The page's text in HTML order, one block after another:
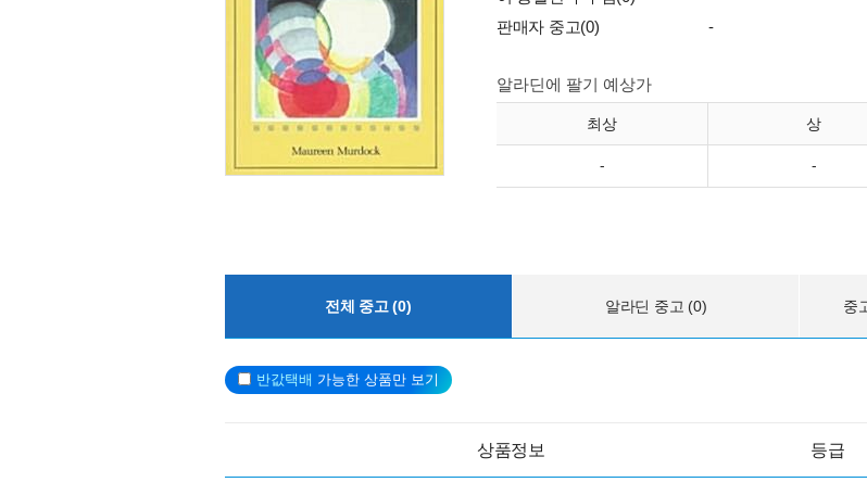
판매자 중고(0)
-
알라딘에 팔기 예상가
최상 상
- -
전체 중고 (0) 알라딘 중고 (0) 중
반값택배 가능한 상품만 보기
상품정보 등급